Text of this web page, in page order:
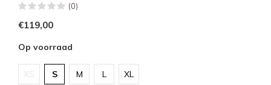
(0)
€119,00
Op voorraad
XS S M L XL